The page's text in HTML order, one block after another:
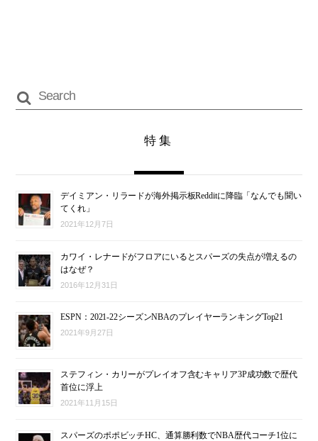
特集
デイミアン・リラードが海外掲示板Redditに降臨「なんでも聞い
てくれ」
2021年12月7日
カワイ・レナードがフロアにいるとスパーズの失点が増えるの
はなぜ？
2016年12月31日
ESPN：2021-22シーズンNBAのプレイヤーランキングTop21
2021年9月27日
ステフィン・カリーがプレイオフ含むキャリア3P成功数で歴代
首位に浮上
2021年11月15日
スパーズのポポビッチHC、通算勝利数でNBA歴代コーチ1位に